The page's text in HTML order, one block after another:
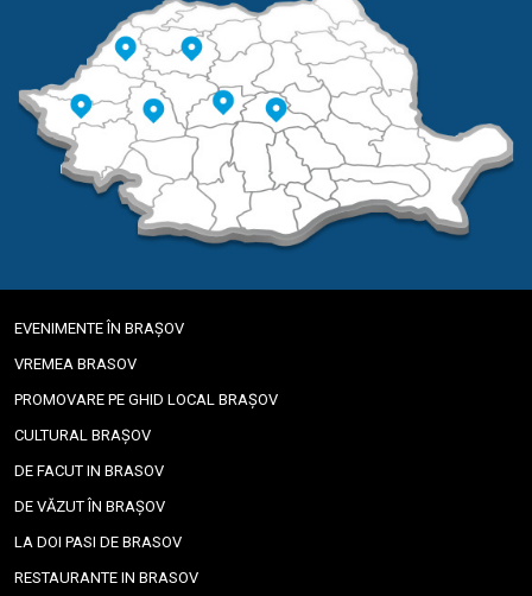
EVENIMENTE ÎN BRAȘOV
VREMEA BRASOV
PROMOVARE PE GHID LOCAL BRAȘOV
CULTURAL BRAȘOV
DE FACUT IN BRASOV
DE VĂZUT ÎN BRAȘOV
LA DOI PASI DE BRASOV
RESTAURANTE IN BRASOV